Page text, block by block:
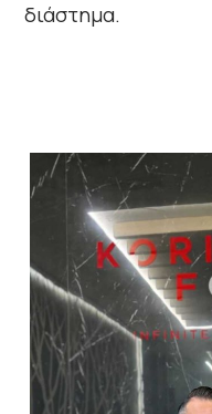
διάστημα.